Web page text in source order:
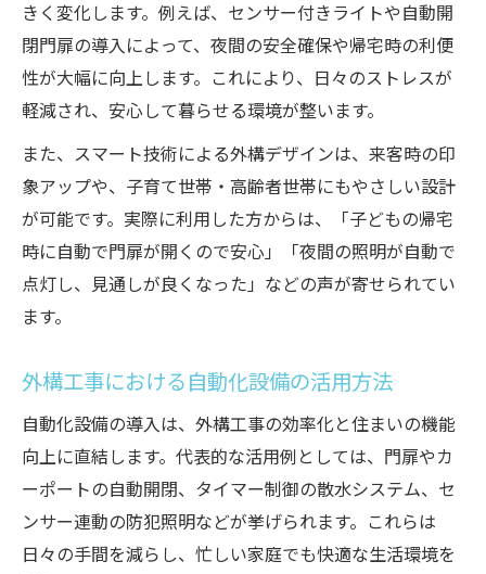
きく変化します。例えば、センサー付きライトや自動開
閉門扉の導入によって、夜間の安全確保や帰宅時の利便
性が大幅に向上します。これにより、日々のストレスが
軽減され、安心して暮らせる環境が整います。
また、スマート技術による外構デザインは、来客時の印
象アップや、子育て世帯・高齢者世帯にもやさしい設計
が可能です。実際に利用した方からは、「子どもの帰宅
時に自動で門扉が開くので安心」「夜間の照明が自動で
点灯し、見通しが良くなった」などの声が寄せられてい
ます。
外構工事における自動化設備の活用方法
自動化設備の導入は、外構工事の効率化と住まいの機能
向上に直結します。代表的な活用例としては、門扉やカ
ーポートの自動開閉、タイマー制御の散水システム、セ
ンサー連動の防犯照明などが挙げられます。これらは
日々の手間を減らし、忙しい家庭でも快適な生活環境を